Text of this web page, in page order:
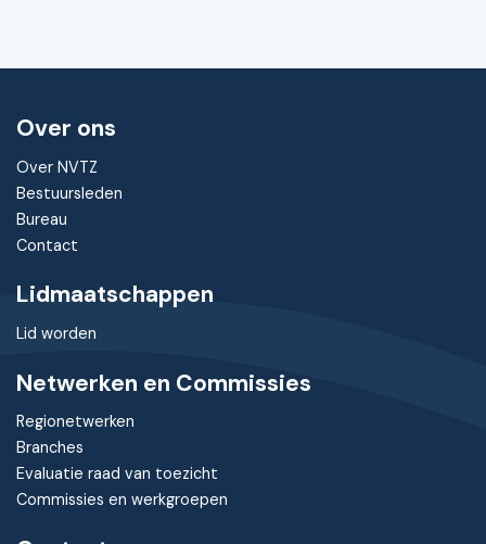
Over ons
Over NVTZ
Bestuursleden
Bureau
Contact
Lidmaatschappen
Lid worden
Netwerken en Commissies
Regionetwerken
Branches
Evaluatie raad van toezicht
Commissies en werkgroepen